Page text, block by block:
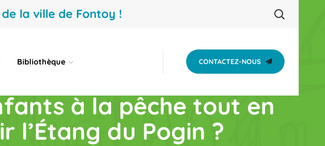
la ville de Fontoy !
Bibliothèque CONTACTEZ-NOUS
à la pêche tout en
l’Étang du Pogin ?